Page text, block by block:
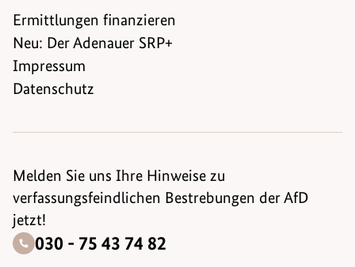
Ermittlungen finanzieren
Neu: Der Adenauer SRP+
Impressum
Datenschutz
Melden Sie uns Ihre Hinweise zu
verfassungsfeindlichen Bestrebungen der AfD
jetzt!
030 - 75 43 74 82